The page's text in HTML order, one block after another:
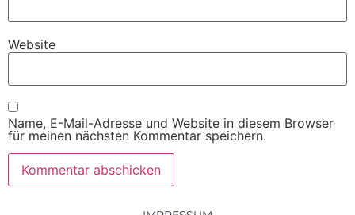
Website
Name, E-Mail-Adresse und Website in diesem Browser
für meinen nächsten Kommentar speichern.